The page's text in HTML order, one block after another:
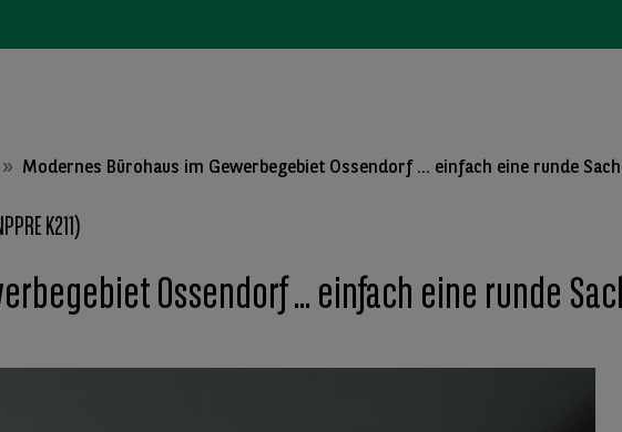
Modernes Bürohaus im Gewerbegebiet Ossendorf ... einfach eine runde
K211)
Ossendorf ... einfach eine runde